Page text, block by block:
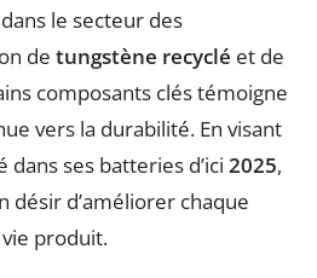
le secteur des
de tungstène recyclé et de
composants clés témoigne
vers la durabilité. En visant
dans ses batteries d’ici 2025,
désir d’améliorer chaque
produit.